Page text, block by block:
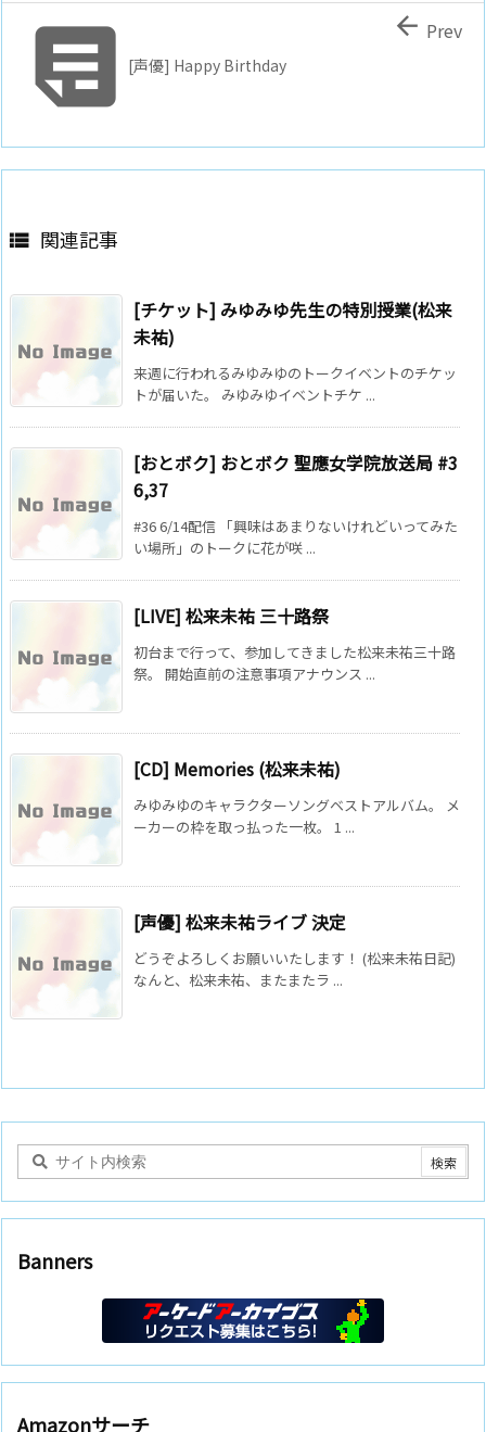
[声優] Happy Birthday
 Prev
 関連記事
[チケット] みゆみゆ先生の特別授業(松来
未祐)
来週に行われるみゆみゆのトークイベントのチケッ
トが届いた。 みゆみゆイベントチケ ...
[おとボク] おとボク 聖應女学院放送局 #3
6,37
#36 6/14配信 「興味はあまりないけれどいってみた
い場所」のトークに花が咲 ...
[LIVE] 松来未祐 三十路祭
初台まで行って、参加してきました松来未祐三十路
祭。 開始直前の注意事項アナウンス ...
[CD] Memories (松来未祐)
みゆみゆのキャラクターソングベストアルバム。 メ
ーカーの枠を取っ払った一枚。 1 ...
[声優] 松来未祐ライブ 決定
どうぞよろしくお願いいたします！ (松来未祐日記)
なんと、松来未祐、またまたラ ...
Banners
Amazonサーチ